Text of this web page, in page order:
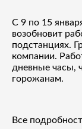
С 9 по 15
возобновит
подстанциях.
компании.
дневные часы,
горожанам.
Все